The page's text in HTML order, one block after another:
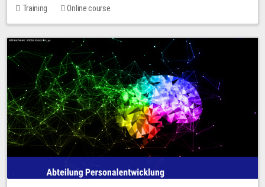
Training Online course